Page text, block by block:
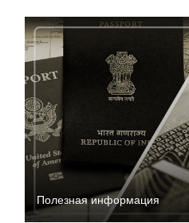
Полезная информация